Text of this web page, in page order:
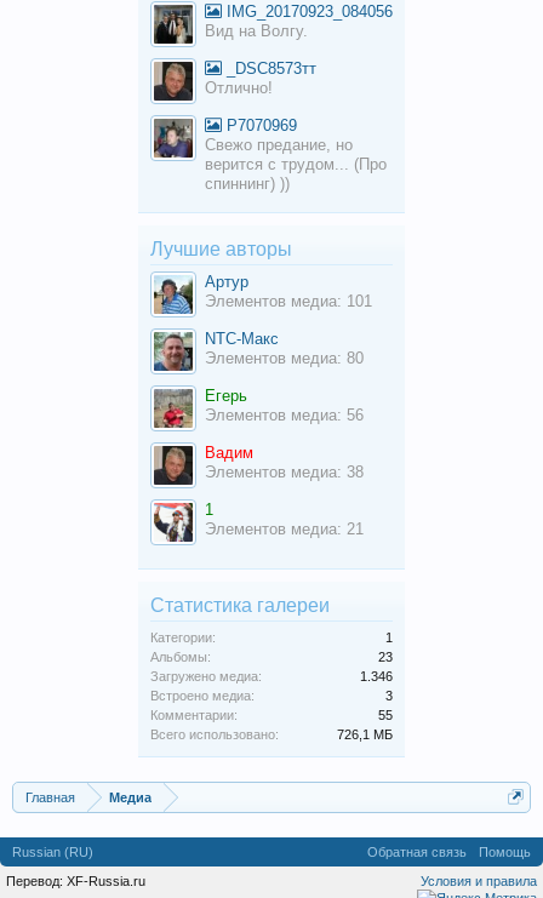
IMG_20170923_084056
Вид на Волгу.
_DSC8573тт
Отлично!
P7070969
Свежо предание, но
верится с трудом... (Про
спиннинг) ))
Лучшие авторы
Артур
Элементов медиа: 101
NTC-Макс
Элементов медиа: 80
Егерь
Элементов медиа: 56
Вадим
Элементов медиа: 38
1
Элементов медиа: 21
Статистика галереи
Категории:
1
Альбомы:
23
Загружено медиа:
1.346
Встроено медиа:
3
Комментарии:
55
Всего использовано:
726,1 МБ
Главная Медиа
Russian (RU) Обратная связь
Помощь
Условия и правила
Перевод: XF-Russia.ru